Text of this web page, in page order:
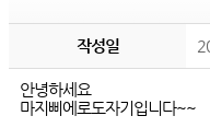
작성일
안녕하세요
마지삐에로도자기입니다~~